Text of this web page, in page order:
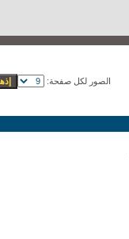
الصور لكل صفحة: